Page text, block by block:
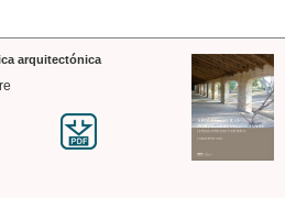
arquitectónica